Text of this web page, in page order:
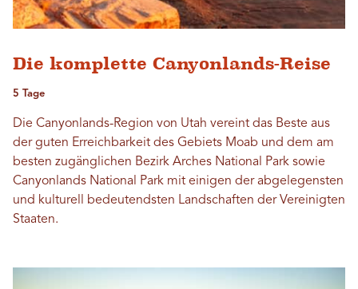
Die komplette Canyonlands-Reise
5 Tage
Die Canyonlands-Region von Utah vereint das Beste aus
der guten Erreichbarkeit des Gebiets Moab und dem am
besten zugänglichen Bezirk Arches National Park sowie
Canyonlands National Park mit einigen der abgelegensten
und kulturell bedeutendsten Landschaften der Vereinigten
Staaten.